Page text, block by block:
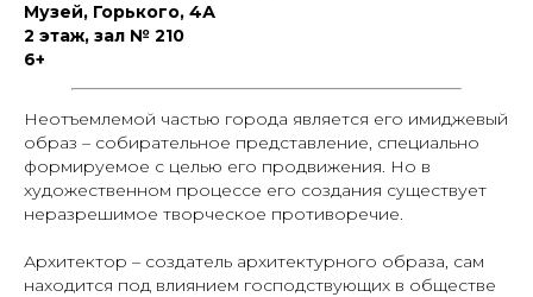
Музей, Горького, 4А
2 этаж, зал № 210
6+
Неотъемлемой частью города является его имиджевый
образ – собирательное представление, специально
формируемое с целью его продвижения. Но в
художественном процессе его создания существует
неразрешимое творческое противоречие.
Архитектор – создатель архитектурного образа, сам
находится под влиянием господствующих в обществе